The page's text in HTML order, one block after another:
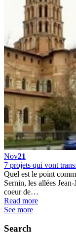
Nov21
7 projets qui vont
Quel est le point
Sernin, les allées
coeur de…
Read more
See more
Search